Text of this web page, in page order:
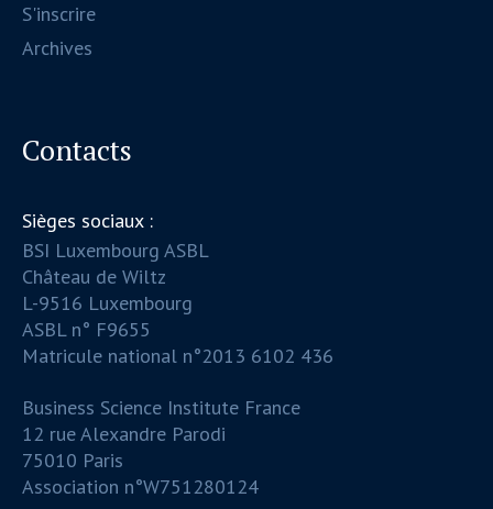
S'inscrire
Archives
Contacts
Sièges sociaux :
BSI Luxembourg ASBL
Château de Wiltz
L-9516 Luxembourg
ASBL n° F9655
Matricule national n°2013 6102 436
Business Science Institute France
12 rue Alexandre Parodi
75010 Paris
Association n°W751280124